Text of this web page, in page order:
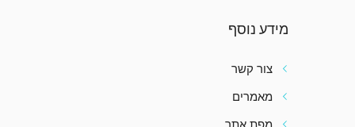
מידע נוסף
צור קשר
מאמרים